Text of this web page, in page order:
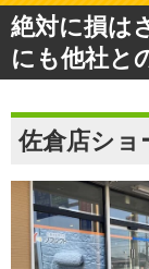
絶対に損は
にも他社と
佐倉店シ